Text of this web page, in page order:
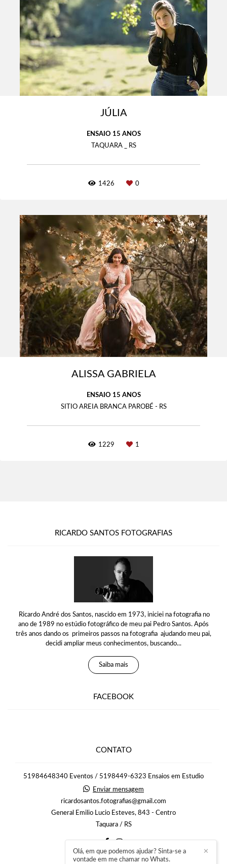
JÚLIA
ENSAIO 15 ANOS
TAQUARA _ RS
1426 0
ALISSA GABRIELA
ENSAIO 15 ANOS
SITIO AREIA BRANCA PAROBÉ - RS
1229 1
RICARDO SANTOS FOTOGRAFIAS
Ricardo André dos Santos, nascido em 1973, iniciei na fotografia no
ano de 1989 no estúdio fotográfico de meu pai Pedro Santos. Após
três anos dando os primeiros passos na fotografia ajudando meu pai,
decidi ampliar meus conhecimentos, buscando...
Saiba mais
FACEBOOK
CONTATO
51984648340 Eventos / 5198449-6323 Ensaios em Estudio
Enviar mensagem
ricardosantos.fotografias@gmail.com
General Emilio Lucio Esteves, 843 - Centro
Taquara / RS
✕
Olá, em que podemos ajudar? Sinta-se a
vontade em me chamar no Whats.